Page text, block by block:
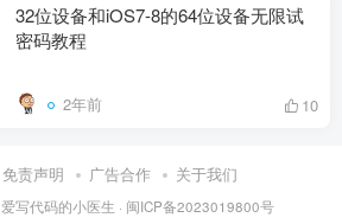
32位设备和iOS7-8的64位设备无限试
密码教程
2年前 10
免责声明 广告合作 关于我们
爱写代码的小医生 · 闽ICP备2023019800号